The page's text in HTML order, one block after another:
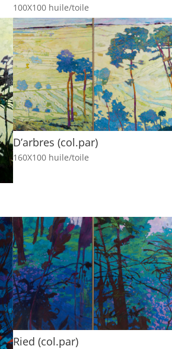
100X100 huile/toile
D’arbres (col.par)
160X100 huile/toile
Ried (col.par)